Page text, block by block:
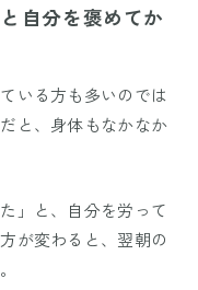
自分を褒めてか
いる方も多いのでは
と、身体もなかなか
」と、自分を労って
が変わると、翌朝の